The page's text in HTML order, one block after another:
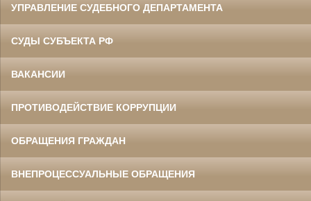
УПРАВЛЕНИЕ СУДЕБНОГО ДЕПАРТАМЕНТА
СУДЫ СУБЪЕКТА РФ
ВАКАНСИИ
ПРОТИВОДЕЙСТВИЕ КОРРУПЦИИ
ОБРАЩЕНИЯ ГРАЖДАН
ВНЕПРОЦЕССУАЛЬНЫЕ ОБРАЩЕНИЯ